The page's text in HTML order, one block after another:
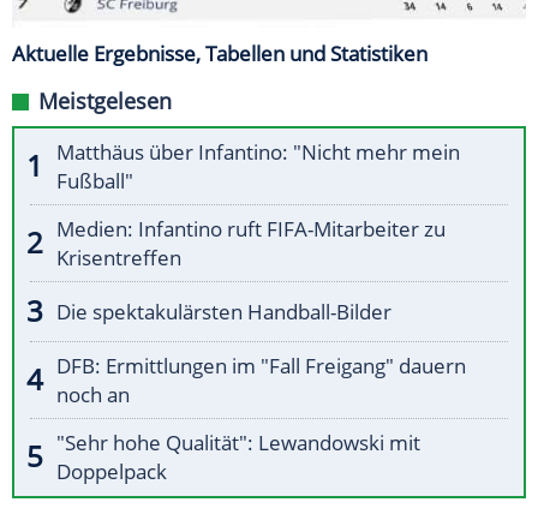
Aktuelle Ergebnisse, Tabellen und Statistiken
Meistgelesen
Matthäus über Infantino: "Nicht mehr mein
Fußball"
Medien: Infantino ruft FIFA-Mitarbeiter zu
Krisentreffen
Die spektakulärsten Handball-Bilder
DFB: Ermittlungen im "Fall Freigang" dauern
noch an
"Sehr hohe Qualität": Lewandowski mit
Doppelpack